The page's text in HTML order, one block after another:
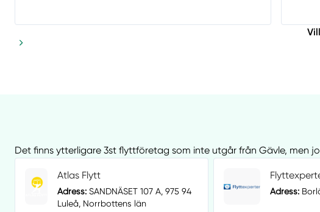
Det finns ytterligare 3st flyttföretag som inte utgår från Gävle, men
Atlas Flytt
Adress: SANDNÄSET 107 A, 975 94
Luleå, Norrbottens län
Adress: